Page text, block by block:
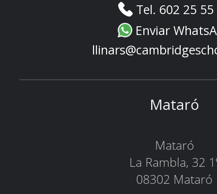
Tel. 602 25
Enviar
Mataró
Mataró
La Rambla, 32
08302 Mataró